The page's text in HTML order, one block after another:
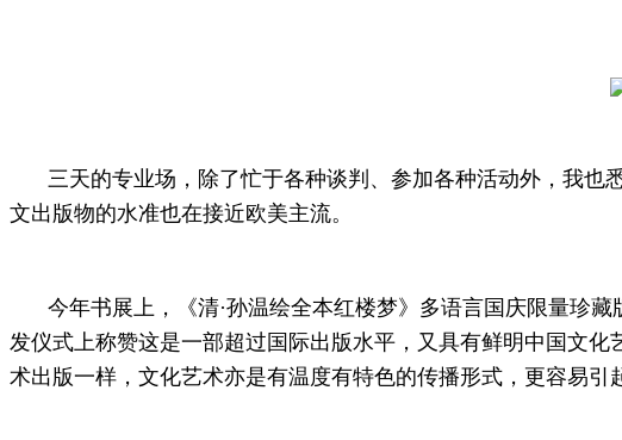
三天的专业场，除了忙于各种谈判、参加各种活动外，我
文出版物的水准也在接近欧美主流。
今年书展上，《清·孙温绘全本红楼梦》多语言国庆限量珍
发仪式上称赞这是一部超过国际出版水平，又具有鲜明中国文
术出版一样，文化艺术亦是有温度有特色的传播形式，更容易引